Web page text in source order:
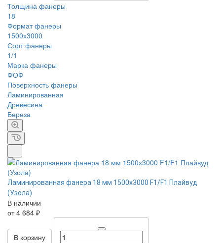
Толщина фанеры
18
Формат фанеры
1500х3000
Сорт фанеры
1/1
Марка фанеры
ФОФ
Поверхность фанеры
Ламинированная
Древесина
Береза
Ламинированная фанера 18 мм 1500х3000 F1/F1 Плайвуд
(Узола)
В наличии
от 4 684 ₽
В корзину